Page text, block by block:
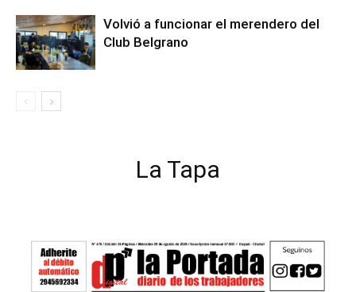
Volvió a funcionar el merendero del
Club Belgrano
La Tapa